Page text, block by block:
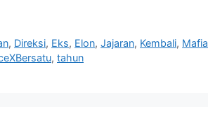
, Direksi, Eks, Elon,Jajaran, Kembali, Mafia
, tahun